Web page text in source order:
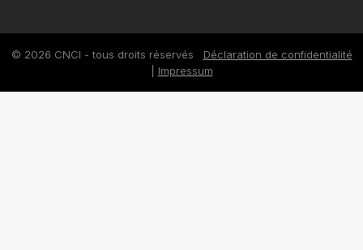
© 2026 CNCI - tous droits réservés Déclaration de confidentialité
Impressum